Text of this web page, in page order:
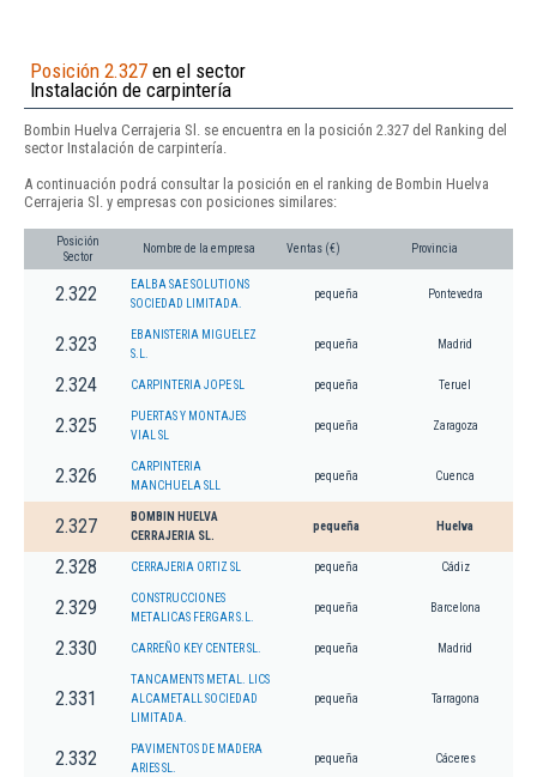
Posición 2.327 en el sector
Instalación de carpintería
Bombin Huelva Cerrajeria Sl. se encuentra en la posición 2.327 del Ranking del
sector Instalación de carpintería.
A continuación podrá consultar la posición en el ranking de Bombin Huelva
Cerrajeria Sl. y empresas con posiciones similares:
Posición
Sector
Nombre de la empresa Ventas (€) Provincia
2.322
EALBA SAE SOLUTIONS
SOCIEDAD LIMITADA.
pequeña Pontevedra
2.323
EBANISTERIA MIGUELEZ
S.L.
pequeña Madrid
2.324 CARPINTERIA JOPE SL pequeña Teruel
2.325
PUERTAS Y MONTAJES
VIAL SL
pequeña Zaragoza
2.326
CARPINTERIA
MANCHUELA SLL
pequeña Cuenca
2.327
BOMBIN HUELVA
CERRAJERIA SL.
pequeña Huelva
2.328 CERRAJERIA ORTIZ SL pequeña Cádiz
2.329
CONSTRUCCIONES
METALICAS FERGAR S.L.
pequeña Barcelona
2.330 CARREÑO KEY CENTER SL. pequeña Madrid
2.331
TANCAMENTS METAL. LICS
ALCAMETALL SOCIEDAD
LIMITADA.
pequeña Tarragona
2.332
PAVIMENTOS DE MADERA
ARIES SL.
pequeña Cáceres